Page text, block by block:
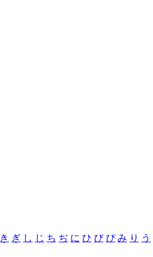
き ぎ し じ ち ぢ に ひ び ぴ み り う